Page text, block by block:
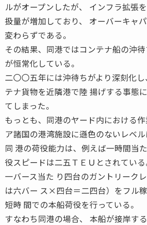
ルがオープンしたが、 インフラ拡張
扱量が増加しており、 オーバーキャ
変わらずである。
その結果、同港ではコンテナ船の沖
が恒常化している。
二〇〇五年には沖待ちがより深刻化
テナ貨物を近隣港で陸 揚げする事態
てしまった。
もっとも、同港のヤード内における
ア諸国の港湾施設に遜色のないレベル
同 港の荷役能力は、例えば一時間当
役スピードは二五ＴＥＵとされている
一バース当た り四台のガントリーク
は六バー ス×四台＝二四台）をフル稼
短時 間での本船荷役を行っている。
すなわち同港の場合、 本船が接岸す